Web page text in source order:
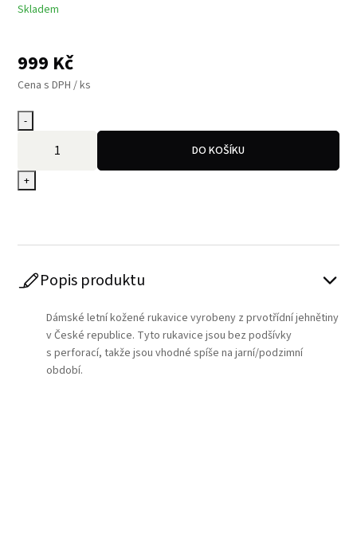
Skladem
999 Kč
Cena s DPH / ks
-
+
DO KOŠÍKU
Popis produktu
Dámské letní kožené rukavice vyrobeny z prvotřídní jehnětiny
v České republice. Tyto rukavice jsou bez podšívky
s perforací, takže jsou vhodné spíše na jarní/podzimní
období.